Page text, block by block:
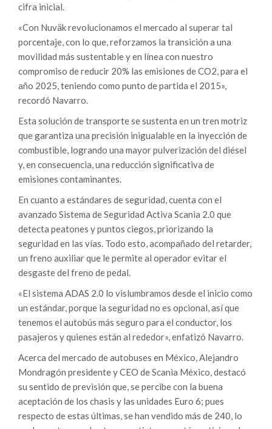
cifra inicial.
«Con Nuväk revolucionamos el mercado al superar tal
porcentaje, con lo que, reforzamos la transición a una
movilidad más sustentable y en línea con nuestro
compromiso de reducir 20% las emisiones de CO2, para el
año 2025, teniendo como punto de partida el 2015»,
recordó Navarro.
Esta solución de transporte se sustenta en un tren motriz
que garantiza una precisión inigualable en la inyección de
combustible, logrando una mayor pulverización del diésel
y, en consecuencia, una reducción significativa de
emisiones contaminantes.
En cuanto a estándares de seguridad, cuenta con el
avanzado Sistema de Seguridad Activa Scania 2.0 que
detecta peatones y puntos ciegos, priorizando la
seguridad en las vías. Todo esto, acompañado del retarder,
un freno auxiliar que le permite al operador evitar el
desgaste del freno de pedal.
«El sistema ADAS 2.0 lo vislumbramos desde el inicio como
un estándar, porque la seguridad no es opcional, así que
tenemos el autobús más seguro para el conductor, los
pasajeros y quienes están al rededor», enfatizó Navarro.
Acerca del mercado de autobuses en México, Alejandro
Mondragón presidente y CEO de Scania México, destacó
su sentido de previsión que, se percibe con la buena
aceptación de los chasis y las unidades Euro 6; pues
respecto de estas últimas, se han vendido más de 240, lo